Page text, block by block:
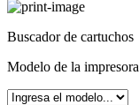
Buscador de cartuchos
Modelo de la impresora